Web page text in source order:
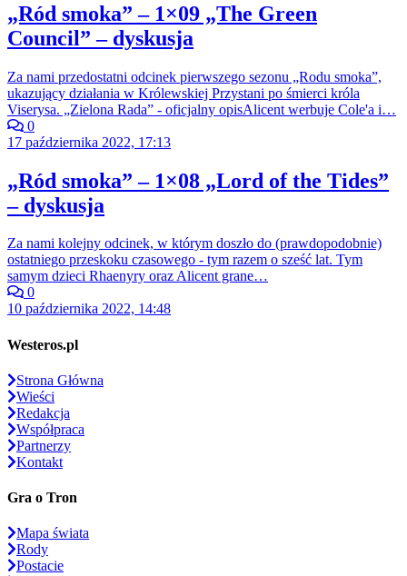
„Ród smoka” – 1×09 „The Green
Council” – dyskusja
Za nami przedostatni odcinek pierwszego sezonu „Rodu smoka”,
ukazujący działania w Królewskiej Przystani po śmierci króla
Viserysa. „Zielona Rada” - oficjalny opisAlicent werbuje Cole'a i…
0
17 października 2022, 17:13
„Ród smoka” – 1×08 „Lord of the Tides”
– dyskusja
Za nami kolejny odcinek, w którym doszło do (prawdopodobnie)
ostatniego przeskoku czasowego - tym razem o sześć lat. Tym
samym dzieci Rhaenyry oraz Alicent grane…
0
10 października 2022, 14:48
Westeros.pl
Strona Główna
Wieści
Redakcja
Współpraca
Partnerzy
Kontakt
Gra o Tron
Mapa świata
Rody
Postacie